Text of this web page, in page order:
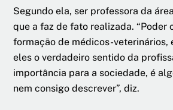
Segundo ela, ser professora da
que a faz de fato realizada. “Poder
formação de médicos-veterinários,
eles o verdadeiro sentido da
importância para a sociedade, é
nem consigo descrever”, diz.